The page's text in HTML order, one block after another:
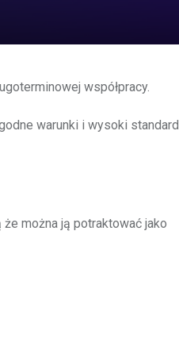
współpracy.
warunki i wysoki standard
można ją potraktować jako